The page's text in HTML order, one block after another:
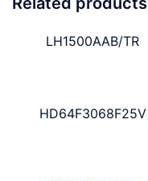
LH1500AAB/TR
HD64F3068F25V